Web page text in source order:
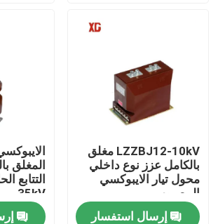
مراقبة الجودة
اتصل بنا
اطلب اقتباس
تبديل كسر تحميل الهواء
LZZBJ12-10kV مغلق
بالكامل عزز نوع داخلي
محول تيار الايبوكسي
المصبوب
إرسال استفسار
المغلق
35kV